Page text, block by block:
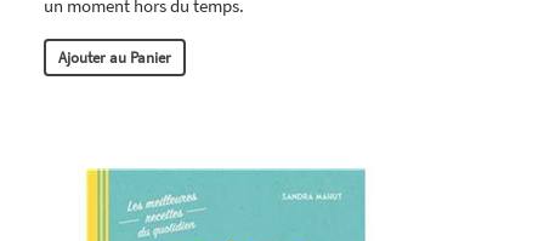
un moment hors du temps.
Ajouter au Panier